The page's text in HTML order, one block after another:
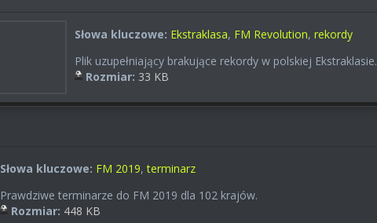
Słowa kluczowe: Ekstraklasa, FM Revolution, rekordy
Plik uzupełniający brakujące rekordy w polskiej Ekstraklasie.
Rozmiar: 33 KB
Słowa kluczowe: FM 2019,terminarz
Prawdziwe terminarze do FM 2019 dla 102 krajów.
Rozmiar: 448 KB